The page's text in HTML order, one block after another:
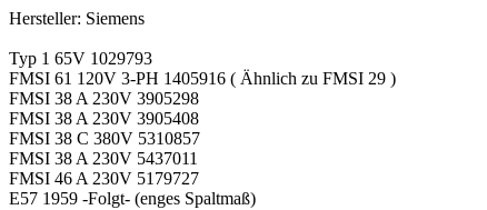
Hersteller: Siemens
Typ 1 65V 1029793
FMSI 61 120V 3-PH 1405916 ( Ähnlich zu FMSI 29 )
FMSI 38 A 230V 3905298
FMSI 38 A 230V 3905408
FMSI 38 C 380V 5310857
FMSI 38 A 230V 5437011
FMSI 46 A 230V 5179727
E57 1959 -Folgt- (enges Spaltmaß)